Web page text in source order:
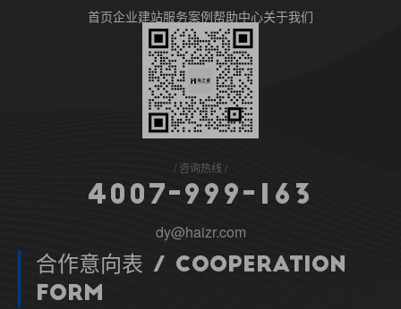
首页企业建站服务案例帮助中心关于我们
咨询热线
4 0 0 7- 9 9 9 - 6 3
dy@haizr.com
合作意向表 / Cooperation
Form